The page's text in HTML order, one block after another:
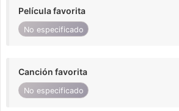
Película favorita
No especificado
Canción favorita
No especificado